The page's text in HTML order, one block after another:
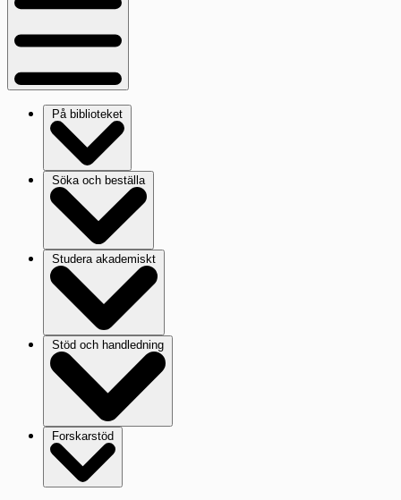
På biblioteket
Söka och beställa
Studera akademiskt
Stöd och handledning
Forskarstöd